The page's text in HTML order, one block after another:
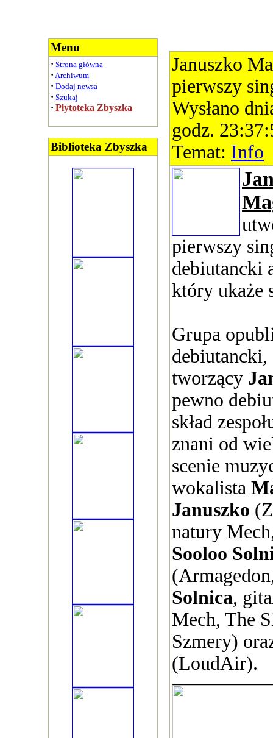
Menu
· Strona główna
· Archiwum
· Dodaj newsa
· Szukaj
· Płytoteka Zbyszka
Biblioteka Zbyszka
Januszko
pierwszy
Wysłano
godz.
Temat: Info
pierwszy
debiutancki
który ukaże
Grupa
tworzący
pewno
skład
znani od
scenie
wokalista
Januszko
natury
Sooloo
Solnica,
Mech, The
Szmery)
(LoudAir).